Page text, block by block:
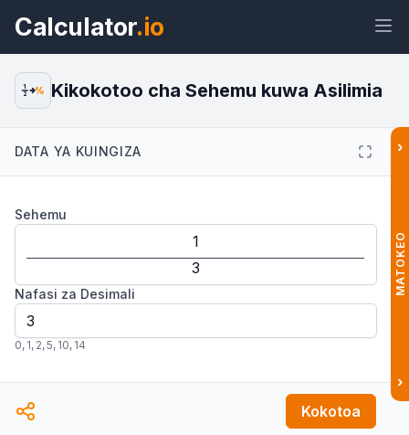
Calculator.io
kuwa Asilimia Wijeti
1
2
% Kikokotoo cha Sehemu kuwa Asilimia
DATA YA KUINGIZA
Sehemu
Nafasi za Desimali
0, 1, 2,5, 10, 14
Kokotoa
›
MATOKEO
›